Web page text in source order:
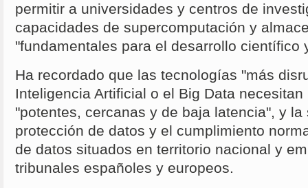
permitir a universidades y centros de
capacidades de supercomputación y
"fundamentales para el desarrollo científico
Ha recordado que las tecnologías "más
Inteligencia Artificial o el Big Data
"potentes, cercanas y de baja latencia", y
protección de datos y el cumplimiento
de datos situados en territorio nacional y
tribunales españoles y europeos.